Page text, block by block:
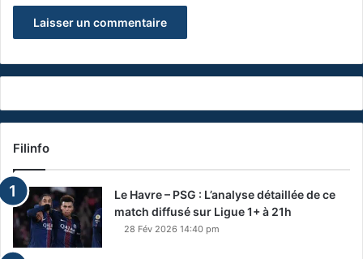
Filinfo
Le Havre – PSG : L’analyse détaillée de ce
match diffusé sur Ligue 1+ à 21h
28 Fév 2026 14:40 pm